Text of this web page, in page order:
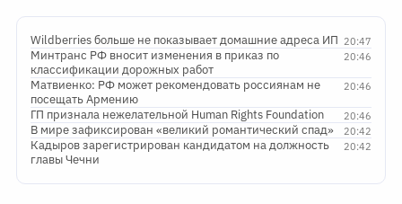
20:47
Wildberries больше не показывает домашние адреса ИП
20:46
Минтранс РФ вносит изменения в приказ по
классификации дорожных работ
20:46
Матвиенко: РФ может рекомендовать россиянам не
посещать Армению
20:46
ГП признала нежелательной Human Rights Foundation
20:42
В мире зафиксирован «великий романтический спад»
20:42
Кадыров зарегистрирован кандидатом на должность
главы Чечни